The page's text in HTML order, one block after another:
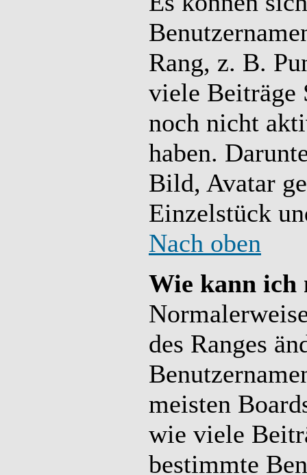
Rang, z. B.
viele Beiträge
noch nicht
haben.
Bild, Avatar
Einzelstück
Nach oben
Wie kann ich
des Ranges
meisten
wie viele
bestimmte